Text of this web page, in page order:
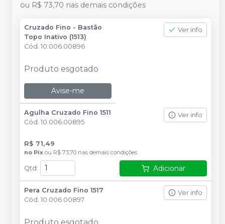
ou R$ 73,70 nas demais condições
Cruzado Fino - Bastão
Topo Inativo (1513)
Cód. 10.006.00896
Ver info
Produto esgotado
Avise-me
Agulha Cruzado Fino 1511
Cód. 10.006.00895
Ver info
R$ 71,49
no Pix ou R$ 73,70 nas demais condições
Qtd : Adicionar
Pera Cruzado Fino 1517
Cód. 10.006.00897
Ver info